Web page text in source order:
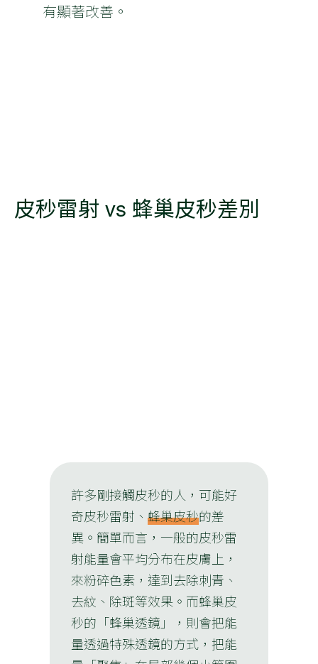
有顯著改善。
皮秒雷射 vs 蜂巢皮秒差別
許多剛接觸皮秒的人，可能好
奇皮秒雷射、 蜂巢皮秒的差
異。簡單而言，一般的皮秒雷
射能量會平均分布在皮膚上，
來粉碎色素，達到去除刺青、
去紋、除斑等效果。而蜂巢皮
秒的「蜂巢透鏡」，則會把能
量透過特殊透鏡的方式，把能